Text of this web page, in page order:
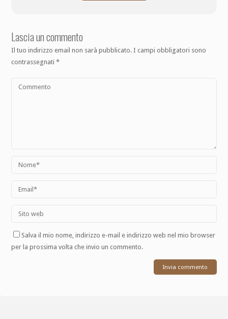
Lascia un commento
Il tuo indirizzo email non sarà pubblicato. I campi obbligatori sono
contrassegnati*
Salva il mio nome, indirizzo e-mail e indirizzo web nel mio browser
per la prossima volta che invio un commento.